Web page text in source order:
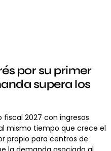
por su primer
supera los
fiscal 2027 con ingresos
mismo tiempo que crece el
propio para centros de